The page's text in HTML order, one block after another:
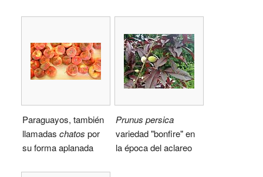
Paraguayos, también
llamadas chatos por
su forma aplanada
Prunus persica
variedad "bonfire" en
la época del aclareo